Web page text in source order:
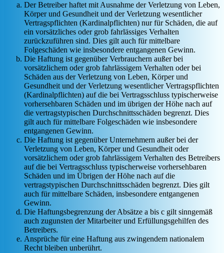
Der Betreiber haftet mit Ausnahme der Verletzung von Leben,
Körper und Gesundheit und der Verletzung wesentlicher
Vertragspflichten (Kardinalpflichten) nur für Schäden, die auf
ein vorsätzliches oder grob fahrlässiges Verhalten
zurückzuführen sind. Dies gilt auch für mittelbare
Folgeschäden wie insbesondere entgangenen Gewinn.
Die Haftung ist gegenüber Verbrauchern außer bei
vorsätzlichem oder grob fahrlässigem Verhalten oder bei
Schäden aus der Verletzung von Leben, Körper und
Gesundheit und der Verletzung wesentlicher Vertragspflichten
(Kardinalpflichten) auf die bei Vertragsschluss typischerweise
vorhersehbaren Schäden und im übrigen der Höhe nach auf
die vertragstypischen Durchschnittsschäden begrenzt. Dies
gilt auch für mittelbare Folgeschäden wie insbesondere
entgangenen Gewinn.
Die Haftung ist gegenüber Unternehmern außer bei der
Verletzung von Leben, Körper und Gesundheit oder
vorsätzlichem oder grob fahrlässigem Verhalten des Betreibers
auf die bei Vertragsschluss typischerweise vorhersehbaren
Schäden und im Übrigen der Höhe nach auf die
vertragstypischen Durchschnittsschäden begrenzt. Dies gilt
auch für mittelbare Schäden, insbesondere entgangenen
Gewinn.
Die Haftungsbegrenzung der Absätze a bis c gilt sinngemäß
auch zugunsten der Mitarbeiter und Erfüllungsgehilfen des
Betreibers.
Ansprüche für eine Haftung aus zwingendem nationalem
Recht bleiben unberührt.